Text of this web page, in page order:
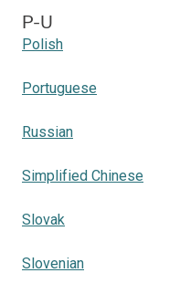
P-U
Polish
Portuguese
Russian
Simplified Chinese
Slovak
Slovenian